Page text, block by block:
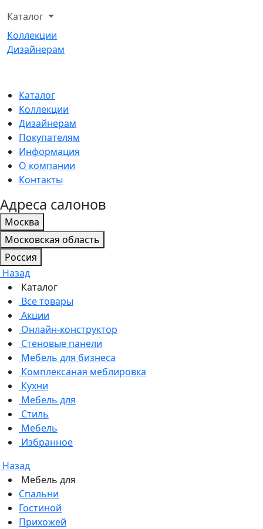
Каталог
Коллекции
Дизайнерам
Каталог
Коллекции
Дизайнерам
Покупателям
Информация
О компании
Контакты
Адреса салонов
Москва
Московская область
Россия
Назад
Каталог
Все товары
Акции
Онлайн-конструктор
Стеновые панели
Мебель для бизнеса
Комплексаная меблировка
Кухни
Мебель для
Стиль
Мебель
Избранное
Назад
Мебель для
Спальни
Гостиной
Прихожей